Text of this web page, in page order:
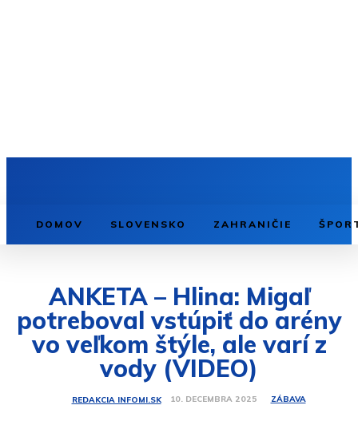
DOMOV SLOVENSKO ZAHRANIČIE
ANKETA – Hlina: Migaľ
potreboval vstúpiť do arény
vo veľkom štýle, ale varí z
vody (VIDEO)
REDAKCIA INFOMI.SK 10. DECEMBRA 2025 ZÁBAVA